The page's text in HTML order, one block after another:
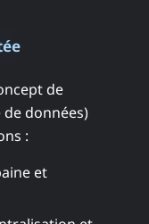
de
données)
:
et